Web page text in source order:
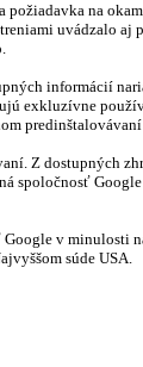
požiadavka na
uvádzalo aj
informácií
exkluzívne
Z dostupných
spoločnosť
v minulosti
súde USA.